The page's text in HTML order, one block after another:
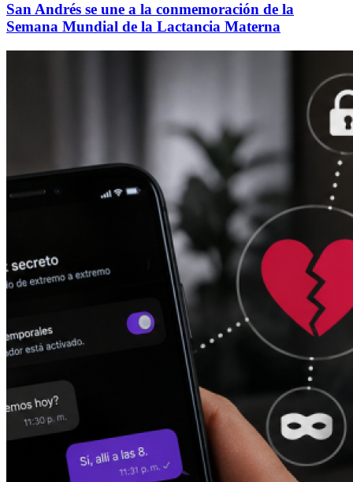
San Andrés se une a la conmemoración de la
Semana Mundial de la Lactancia Materna